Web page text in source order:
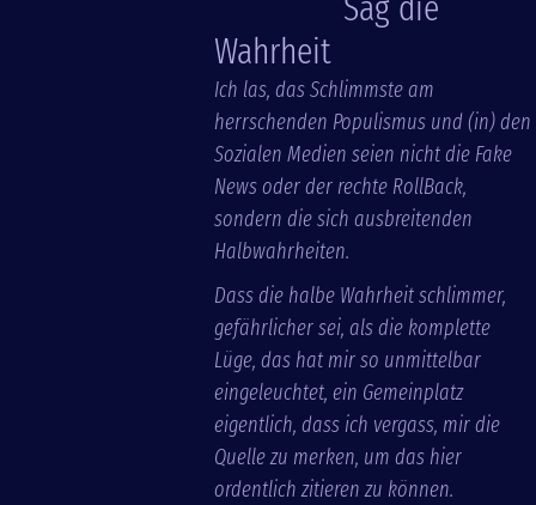
Wahrheit
Ich las, das Schlimmste am
herrschenden Populismus und (in) den
Sozialen Medien seien nicht die Fake
News oder der rechte RollBack,
sondern die sich ausbreitenden
Halbwahrheiten.
Dass die halbe Wahrheit schlimmer,
gefährlicher sei, als die komplette
Lüge, das hat mir so unmittelbar
eingeleuchtet, ein Gemeinplatz
eigentlich, dass ich vergass, mir die
Quelle zu merken, um das hier
ordentlich zitieren zu können.